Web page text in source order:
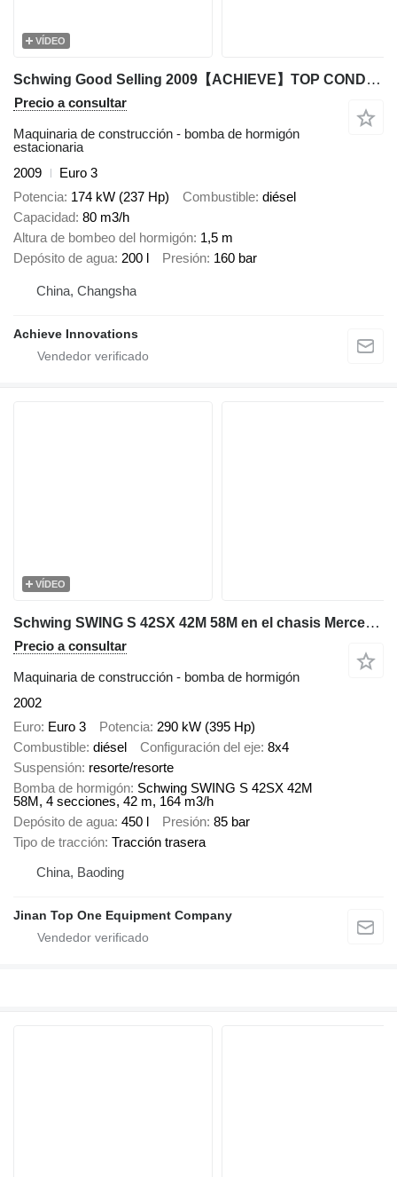
VÍDEO
Schwing Good Selling 2009【ACHIEVE】TOP CONDITION!!! SCHWING
Precio a consultar
Maquinaria de construcción - bomba de hormigón
estacionaria
2009
Euro 3
Potencia 174 kW (237 Hp) Combustible diésel
Capacidad 80 m3/h
Altura de bombeo del hormigón 1,5 m
Depósito de agua 200 l Presión 160 bar
China, Changsha
Achieve Innovations
VÍDEO
Schwing SWING S 42SX 42M 58M en el chasis Mercedes-Benz Actros 3240
Precio a consultar
Maquinaria de construcción - bomba de hormigón
2002
Euro Euro 3 Potencia 290 kW (395 Hp)
Combustible diésel Configuración del eje 8x4
Suspensión resorte/resorte
Bomba de hormigón Schwing SWING S 42SX 42M
58M, 4 secciones, 42 m, 164 m3/h
Depósito de agua 450 l Presión 85 bar
Tipo de tracción Tracción trasera
China, Baoding
Jinan Top One Equipment Company